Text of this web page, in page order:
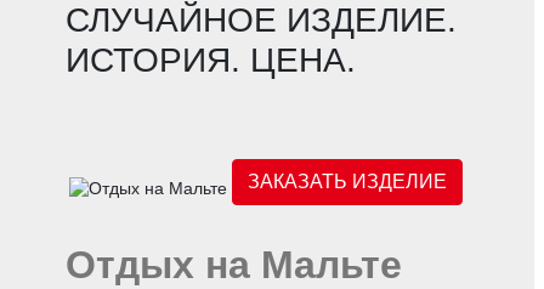
СЛУЧАЙНОЕ ИЗДЕЛИЕ.
ИСТОРИЯ. ЦЕНА.
ЗАКАЗАТЬ ИЗДЕЛИЕ
Отдых на Мальте